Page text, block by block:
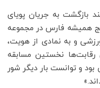
بازگشت به جریان پویای
همیشه فارس در مجموعه
و به نمادی از هویت،
نخستین مسابقه
و توانست بار دیگر شور